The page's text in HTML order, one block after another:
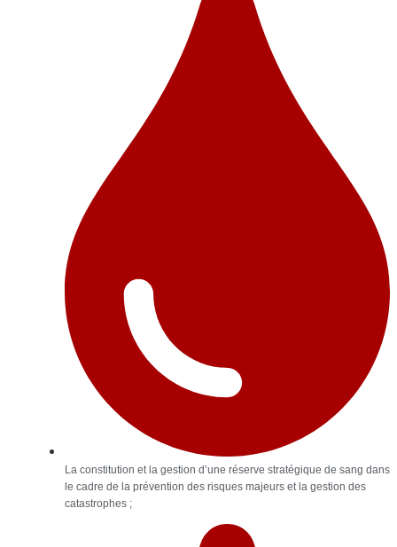
La constitution et la gestion d’une réserve stratégique de sang dans
le cadre de la prévention des risques majeurs et la gestion des
catastrophes ;